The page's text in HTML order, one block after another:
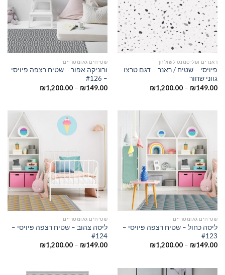
ראנרים ופליסמנט לשולחן
פיויסי – שטיח / ראנר – דגם טרצו
גווני שחור
₪149.00
–
₪1,200.00
שטיחים גאומטריים
ורוניקה אפור – שטיח רצפה פיויסי
– #126
₪149.00
–
₪1,200.00
שטיחים גאומטריים
ליסה כחול – שטיח רצפה פיויסי –
#123
₪149.00
–
₪1,200.00
שטיחים גאומטריים
ליסה צהוב – שטיח רצפה פיויסי –
#124
₪149.00
–
₪1,200.00